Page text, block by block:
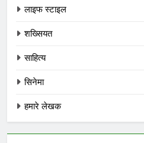
लाइफ स्टाइल
शख्सियत
साहित्य
सिनेमा
हमारे लेखक